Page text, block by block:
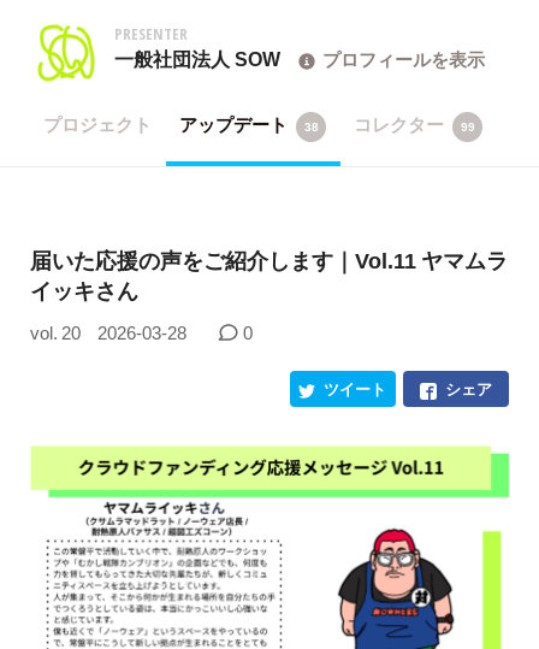
PRESENTER
一般社団法人 SOW プロフィールを表示
プロジェクト アップデート 38 コレクター 99
届いた応援の声をご紹介します｜Vol.11 ヤマムラ
イッキさん
vol. 20 2026-03-28 0
シェア
ツイート